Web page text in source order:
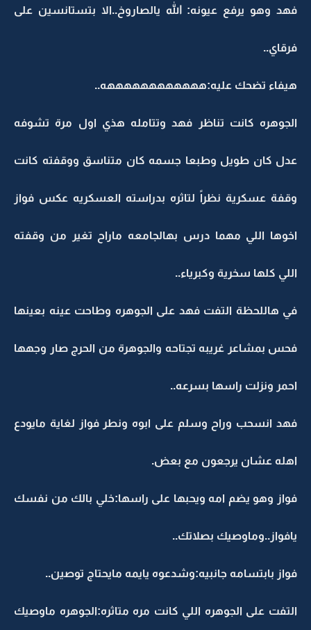
فهد وهو يرفع عيونه: الله يالصاروخ..الا بتستانسين على
فرقاي..
هيفاء تضحك عليه:ههههههههههههه..
الجوهره كانت تناظر فهد وتتامله هذي اول مرة تشوفه
عدل كان طويل وطبعا جسمه كان متناسق ووقفته كانت
وقفة عسكرية نظراً لتاثره بدراسته العسكريه عكس فواز
اخوها اللي مهما درس بهالجامعه ماراح تغير من وقفته
اللي كلها سخرية وكبرياء..
في هاللحظة التفت فهد على الجوهره وطاحت عينه بعينها
فحس بمشاعر غريبه تجتاحه والجوهرة من الحرج صار وجهها
احمر ونزلت راسها بسرعه..
فهد انسحب وراح وسلم على ابوه ونطر فواز لغاية مايودع
اهله عشان يرجعون مع بعض.
فواز وهو يضم امه ويحبها على راسها:خلي بالك من نفسك
يافواز..وماوصيك بصلاتك..
فواز بابتسامه جانبيه:وشدعوه يايمه مايحتاج توصين..
التفت على الجوهره اللي كانت مره متاثره:الجوهره ماوصيك